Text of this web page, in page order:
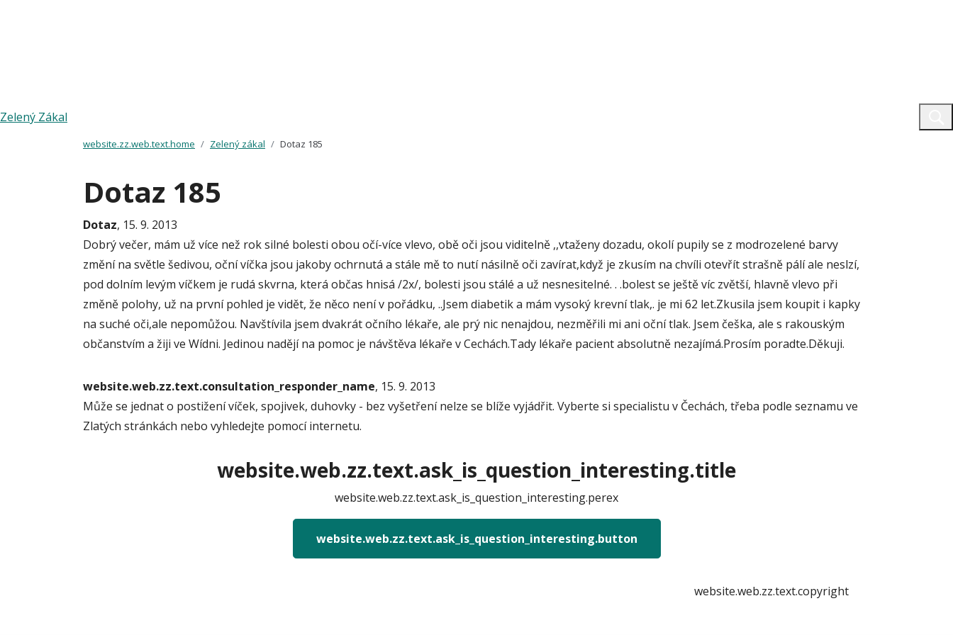
Zelený Zákal
website.zz.web.text.home Zelený zákal Dotaz 185
Dotaz 185
Dotaz, 15. 9. 2013
Dobrý večer, mám už více než rok silné bolesti obou očí-více vlevo, obě oči jsou viditelně ,,vtaženy dozadu, okolí pupily se z modrozelené barvy
změní na světle šedivou, oční víčka jsou jakoby ochrnutá a stále mě to nutí násilně oči zavírat,když je zkusím na chvíli otevřít strašně pálí ale neslzí,
pod dolním levým víčkem je rudá skvrna, která občas hnisá /2x/, bolesti jsou stálé a už nesnesitelné. . .bolest se ještě víc zvětší, hlavně vlevo při
změně polohy, už na první pohled je vidět, že něco není v pořádku, ..Jsem diabetik a mám vysoký krevní tlak,. je mi 62 let.Zkusila jsem koupit i kapky
na suché oči,ale nepomůžou. Navštívila jsem dvakrát očního lékaře, ale prý nic nenajdou, nezměřili mi ani oční tlak. Jsem češka, ale s rakouským
občanstvím a žiji ve Wídni. Jedinou nadějí na pomoc je návštěva lékaře v Cechách.Tady lékaře pacient absolutně nezajímá.Prosím poradte.Děkuji.
website.web.zz.text.consultation_responder_name, 15. 9. 2013
Může se jednat o postižení víček, spojivek, duhovky - bez vyšetření nelze se blíže vyjádřit. Vyberte si specialistu v Čechách, třeba podle seznamu ve
Zlatých stránkách nebo vyhledejte pomocí internetu.
website.web.zz.text.ask_is_question_interesting.title
website.web.zz.text.ask_is_question_interesting.perex
website.web.zz.text.ask_is_question_interesting.button
website.web.zz.text.copyright